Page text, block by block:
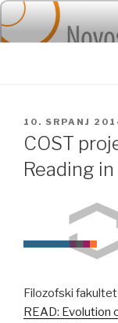
Skip
to
content
POSTED
ON
10. SRPANJ
COST
Reading
Filozofski fakultet
READ: Evolution